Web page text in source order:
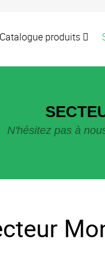
Catalogue produits
N'hésitez pas à